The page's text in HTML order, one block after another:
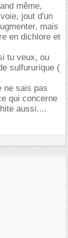
même,
jout d'un
mais
en dichlore et
tu veux, ou
sulfururique (
ne sais pas
qui concerne
aussi....